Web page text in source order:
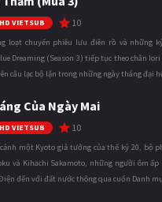
VIETSUB 10
loạt chuyến phiêu lưu điên rồ và những
Dreaming (Season 3) tiếp tục theo chân
câu lạc bộ lặn trong những ngày tháng đại
Của Ngày Mai
VIETSUB 10
một Kyoto giả tưởng của thế kỷ 20, bộ
và Kihachi Sakamoto, những người ôm
đến với đất nước thông qua cuốn Danh